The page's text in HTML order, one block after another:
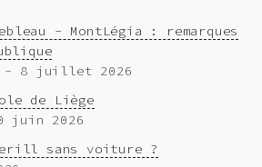
- MontLégia : remarques
- 8 juillet 2026
de Liège
juin 2026
sans voiture ?